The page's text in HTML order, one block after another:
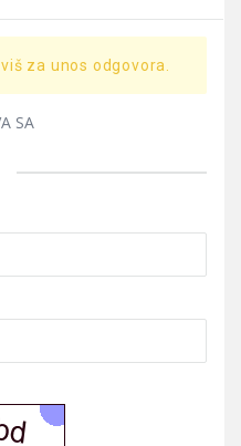
za unos odgovora.
SA